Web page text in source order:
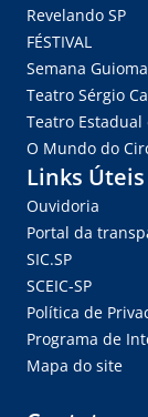
Revelando SP
FÉSTIVAL
Semana
Teatro Sérgio
Teatro Estadual
O Mundo do
Links Úteis
Ouvidoria
Portal da
SIC.SP
SCEIC-SP
Política de
Programa de
Mapa do site